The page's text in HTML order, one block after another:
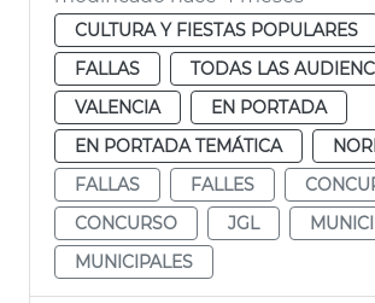
CULTURA Y FIESTAS POPULARES
FALLAS
TODAS LAS
VALENCIA
EN PORTADA
EN PORTADA TEMÁTICA
FALLAS
FALLES
CONCURSO
JGL
MUNICIPALES